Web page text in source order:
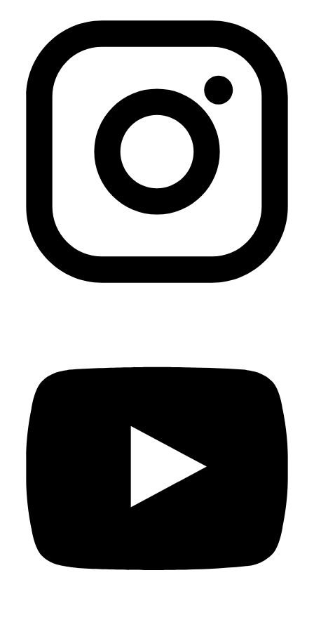
una nueva generación de voces árabes.
El tema pendiente eran las limitaciones sobre los temas
que podían explorarse y que diferían de un país a otro:
Túnez, Marruecos y Líbano se mostraron más relajados
con respecto al sexo, mientras que Egipto, y en menor
medida Siria, permitieron cierto margen de maniobra
para criticar la corrupción pública. Sin embargo, las élites
gobernantes permanecieron intocables en todos los
estados árabes, y cualquier comentario político crítico,
ya fuera en los medios de comunicación o en el sector
del arte, era tratado con hostilidad por el establishment
gobernante.
Islamofobia en los MediosSiguienteEl especial ‘Solos y
migrados’ gana el Premio Monsterrat Roig 2019 en la
categoría de Periodismo Social